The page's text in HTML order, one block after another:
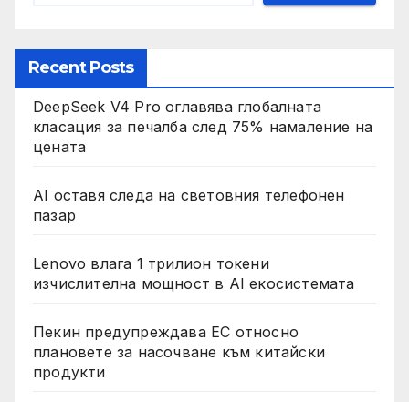
Recent Posts
DeepSeek V4 Pro оглавява глобалната
класация за печалба след 75% намаление на
цената
AI оставя следа на световния телефонен
пазар
Lenovo влага 1 трилион токени
изчислителна мощност в AI екосистемата
Пекин предупреждава ЕС относно
плановете за насочване към китайски
продукти